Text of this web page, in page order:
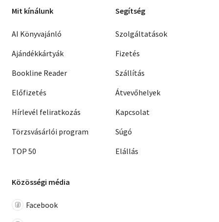
Mit kínálunk
AI Könyvajánló
Ajándékkártyák
Bookline Reader
Előfizetés
Hírlevél feliratkozás
Törzsvásárlói program
TOP 50
Segítség
Szolgáltatások
Fizetés
Szállítás
Átvevőhelyek
Kapcsolat
Súgó
Elállás
Közösségi média
Facebook